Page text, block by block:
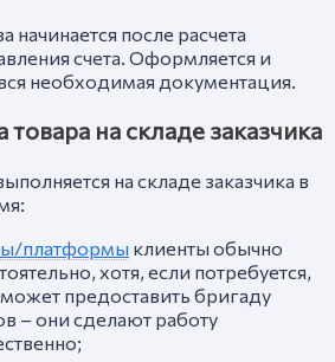
начинается после расчета
счета. Оформляется и
необходимая документация.
товара на складе заказчика
на складе заказчика в
платформы клиенты обычно
хотя, если потребуется,
предоставить бригаду
– они сделают работу